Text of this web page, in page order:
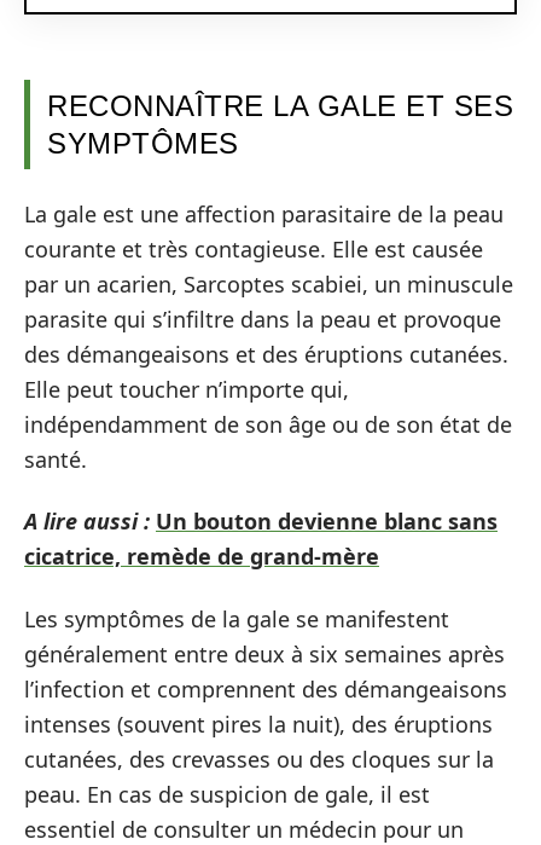
RECONNAÎTRE LA GALE ET SES
SYMPTÔMES
La gale est une affection parasitaire de la peau
courante et très contagieuse. Elle est causée
par un acarien, Sarcoptes scabiei, un minuscule
parasite qui s’infiltre dans la peau et provoque
des démangeaisons et des éruptions cutanées.
Elle peut toucher n’importe qui,
indépendamment de son âge ou de son état de
santé.
A lire aussi : Un bouton devienne blanc sans
cicatrice, remède de grand-mère
Les symptômes de la gale se manifestent
généralement entre deux à six semaines après
l’infection et comprennent des démangeaisons
intenses (souvent pires la nuit), des éruptions
cutanées, des crevasses ou des cloques sur la
peau. En cas de suspicion de gale, il est
essentiel de consulter un médecin pour un